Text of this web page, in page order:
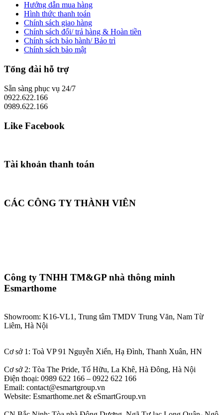
Hướng dẫn mua hàng
Hình thức thanh toán
Chính sách giao hàng
Chính sách đổi/ trả hàng & Hoàn tiền
Chính sách bảo hành/ Bảo trì
Chính sách bảo mật
Tổng đài hỗ trợ
Sẵn sàng phục vụ 24/7
0922.622.166
0989.622.166
Like Facebook
Tài khoản thanh toán
CÁC CÔNG TY THÀNH VIÊN
Công ty TNHH TM&GP nhà thông minh
Esmarthome
Showroom: K16-VL1, Trung tâm TMDV Trung Văn, Nam Từ
Liêm, Hà Nội
Cơ sở 1: Toà VP 91 Nguyễn Xiển, Hạ Đình, Thanh Xuân, HN
Cơ sở 2: Tòa The Pride, Tố Hữu, La Khê, Hà Đông, Hà Nội
Điện thoại: 0989 622 166 – 0922 622 166
Email: contact@esmartgroup.vn
Website: Esmarthome.net & eSmartGroup.vn